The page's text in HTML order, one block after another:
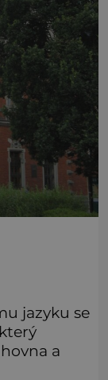
jazyku se
a